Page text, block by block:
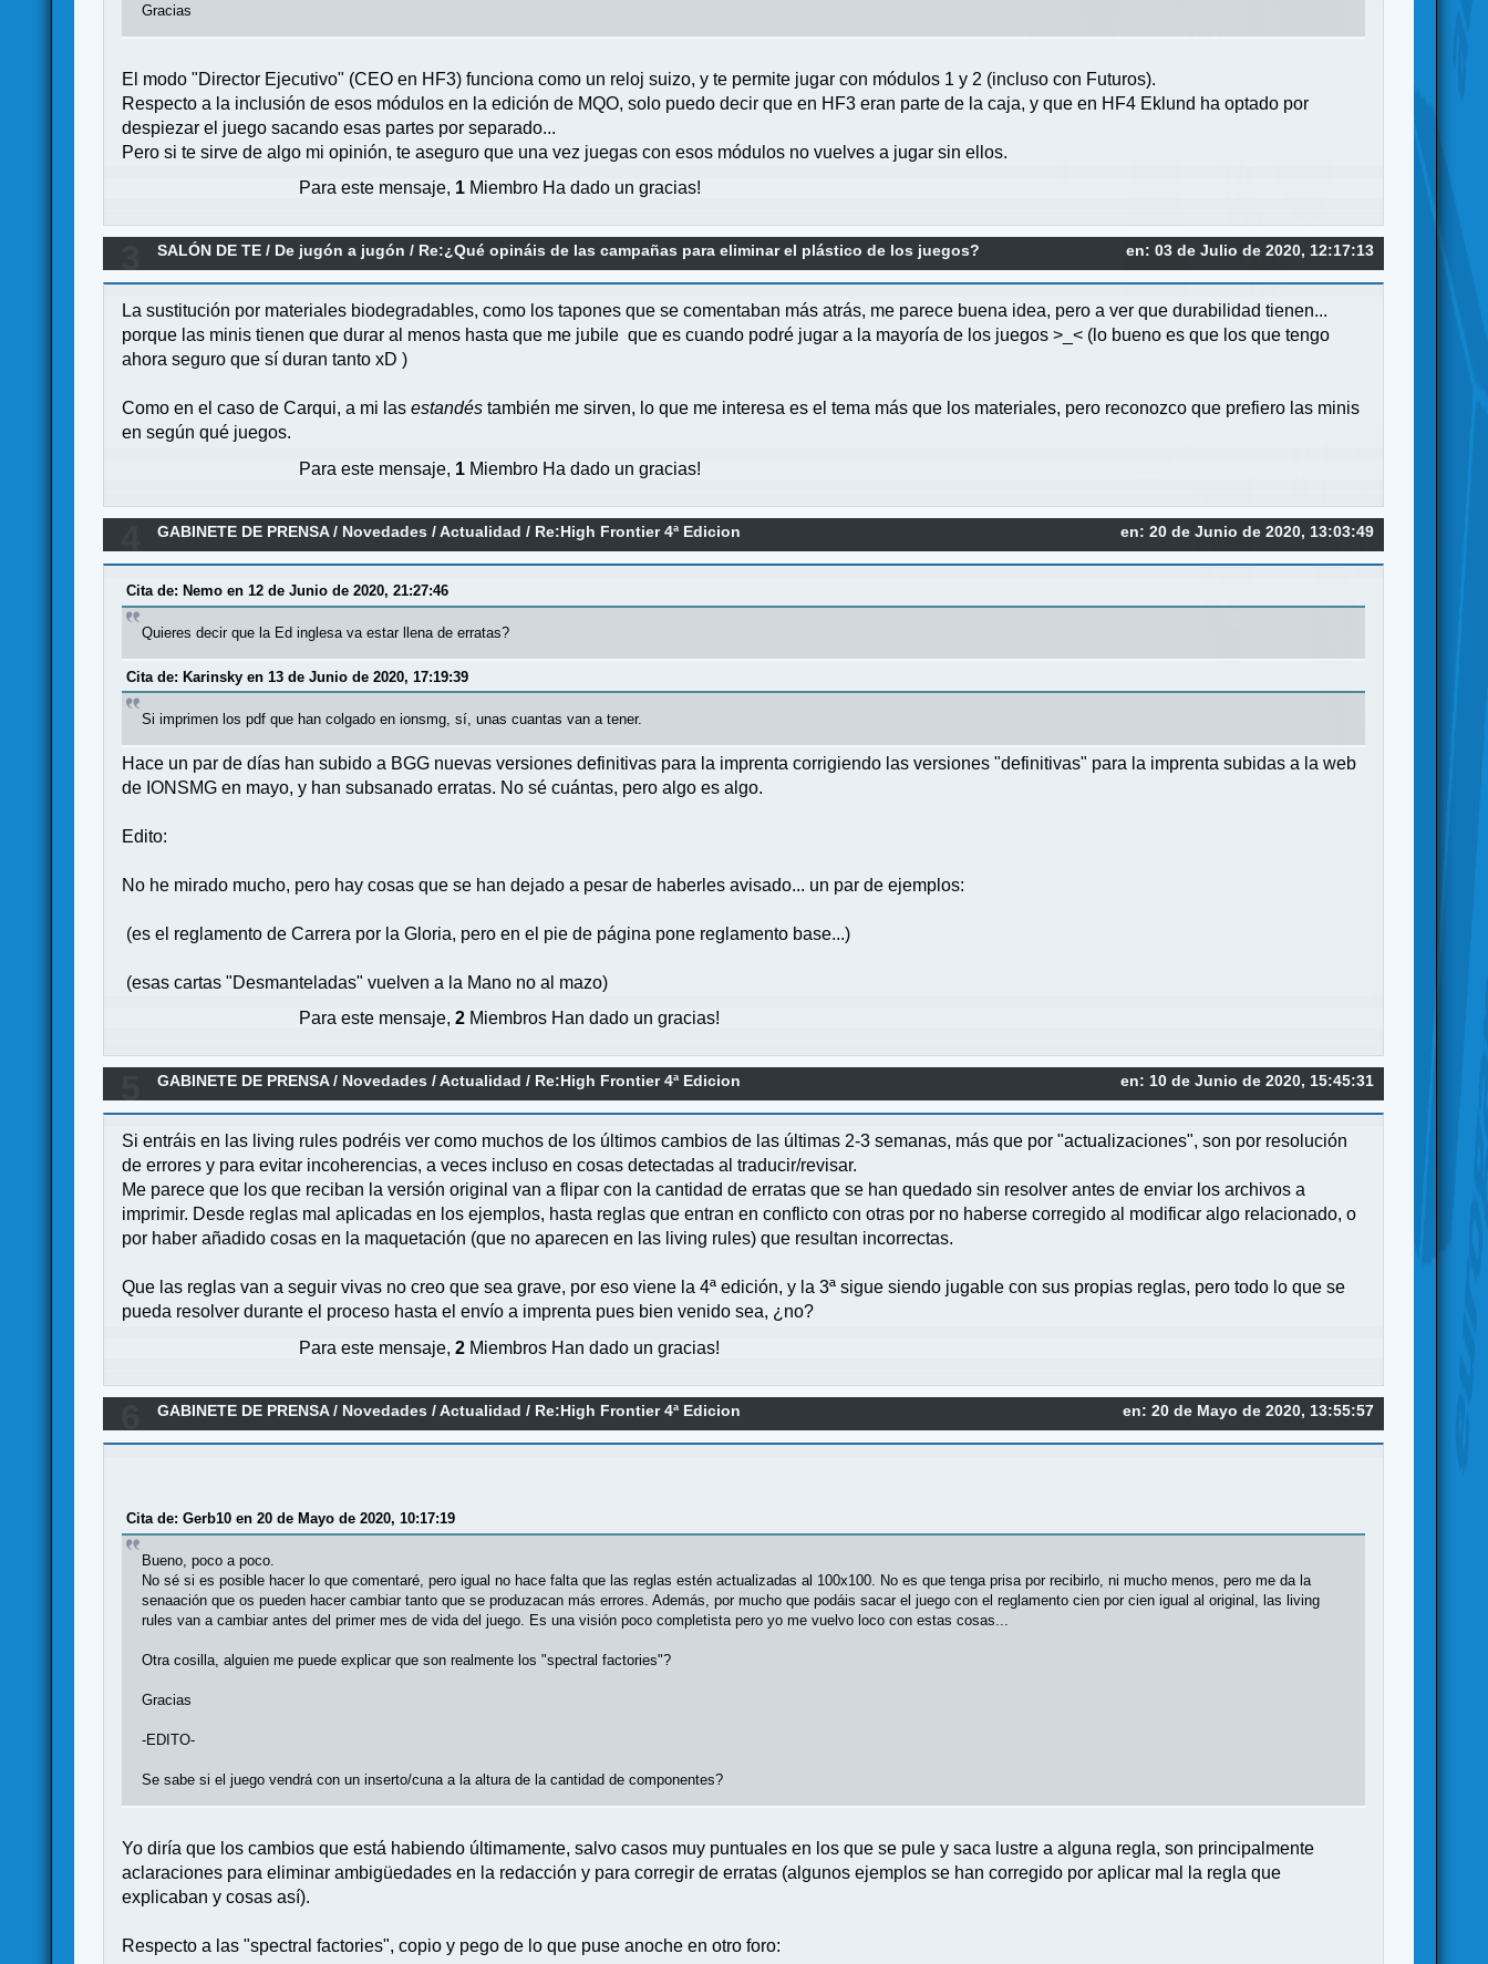
Gracias
El modo "Director Ejecutivo" (CEO en HF3) funciona como un reloj suizo, y te permite jugar con módulos 1 y 2 (incluso con Futuros).
Respecto a la inclusión de esos módulos en la edición de MQO, solo puedo decir que en HF3 eran parte de la caja, y que en HF4 Eklund ha optado por
despiezar el juego sacando esas partes por separado...
Pero si te sirve de algo mi opinión, te aseguro que una vez juegas con esos módulos no vuelves a jugar sin ellos.
Para este mensaje, 1 Miembro Ha dado un gracias!
en: 03 de Julio de 2020, 12:17:13
SALÓN DE TE / De jugón a jugón / Re:¿Qué opináis de las campañas para eliminar el plástico de los juegos?
La sustitución por materiales biodegradables, como los tapones que se comentaban más atrás, me parece buena idea, pero a ver que durabilidad tienen...
porque las minis tienen que durar al menos hasta que me jubile que es cuando podré jugar a la mayoría de los juegos >_< (lo bueno es que los que tengo
ahora seguro que sí duran tanto xD )
Como en el caso de Carqui, a mi lasestandés también me sirven, lo que me interesa es el tema más que los materiales, pero reconozco que prefiero las minis
en según qué juegos.
Para este mensaje, 1 Miembro Ha dado un gracias!
en: 20 de Junio de 2020, 13:03:49
GABINETE DE PRENSA/ Novedades / Actualidad / Re:High Frontier 4ª Edicion
Cita de: Nemo en 12 de Junio de 2020, 21:27:46
Quieres decir que la Ed inglesa va estar llena de erratas?
Cita de: Karinsky en 13 de Junio de 2020, 17:19:39
Si imprimen los pdf que han colgado en ionsmg, sí, unas cuantas van a tener.
Hace un par de días han subido a BGG nuevas versiones definitivas para la imprenta corrigiendo las versiones "definitivas" para la imprenta subidas a la web
de IONSMG en mayo, y han subsanado erratas. No sé cuántas, pero algo es algo.
Edito:
No he mirado mucho, pero hay cosas que se han dejado a pesar de haberles avisado... un par de ejemplos:
(es el reglamento de Carrera por la Gloria, pero en el pie de página pone reglamento base...)
(esas cartas "Desmanteladas" vuelven a la Mano no al mazo)
Para este mensaje,2 Miembros Han dado un gracias!
en: 10 de Junio de 2020, 15:45:31
GABINETE DE PRENSA/ Novedades / Actualidad / Re:High Frontier 4ª Edicion
Si entráis en las living rules podréis ver como muchos de los últimos cambios de las últimas 2-3 semanas, más que por "actualizaciones", son por resolución
de errores y para evitar incoherencias, a veces incluso en cosas detectadas al traducir/revisar.
Me parece que los que reciban la versión original van a flipar con la cantidad de erratas que se han quedado sin resolver antes de enviar los archivos a
imprimir. Desde reglas mal aplicadas en los ejemplos, hasta reglas que entran en conflicto con otras por no haberse corregido al modificar algo relacionado, o
por haber añadido cosas en la maquetación (que no aparecen en las living rules) que resultan incorrectas.
Que las reglas van a seguir vivas no creo que sea grave, por eso viene la 4ª edición, y la 3ª sigue siendo jugable con sus propias reglas, pero todo lo que se
pueda resolver durante el proceso hasta el envío a imprenta pues bien venido sea, ¿no?
Para este mensaje,2 Miembros Han dado un gracias!
en: 20 de Mayo de 2020, 13:55:57
GABINETE DE PRENSA/ Novedades / Actualidad / Re:High Frontier 4ª Edicion
Cita de: Gerb10 en 20 de Mayo de 2020, 10:17:19
Bueno, poco a poco.
No sé si es posible hacer lo que comentaré, pero igual no hace falta que las reglas estén actualizadas al 100x100. No es que tenga prisa por recibirlo, ni mucho menos, pero me da la
senaación que os pueden hacer cambiar tanto que se produzacan más errores. Además, por mucho que podáis sacar el juego con el reglamento cien por cien igual al original, las living
rules van a cambiar antes del primer mes de vida del juego. Es una visión poco completista pero yo me vuelvo loco con estas cosas...
Otra cosilla, alguien me puede explicar que son realmente los "spectral factories"?
Gracias
-EDITO-
Se sabe si el juego vendrá con un inserto/cuna a la altura de la cantidad de componentes?
Yo diría que los cambios que está habiendo últimamente, salvo casos muy puntuales en los que se pule y saca lustre a alguna regla, son principalmente
aclaraciones para eliminar ambigüedades en la redacción y para corregir de erratas (algunos ejemplos se han corregido por aplicar mal la regla que
explicaban y cosas así).
Respecto a las "spectral factories", copio y pego de lo que puse anoche en otro foro: